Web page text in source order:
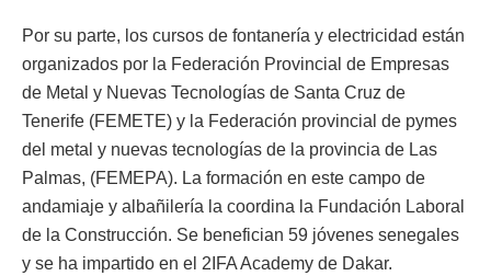
Por su parte, los cursos de fontanería y electricidad están
organizados por la Federación Provincial de Empresas
de Metal y Nuevas Tecnologías de Santa Cruz de
Tenerife (FEMETE) y la Federación provincial de pymes
del metal y nuevas tecnologías de la provincia de Las
Palmas, (FEMEPA). La formación en este campo de
andamiaje y albañilería la coordina la Fundación Laboral
de la Construcción. Se benefician 59 jóvenes senegales
y se ha impartido en el 2IFA Academy de Dakar.